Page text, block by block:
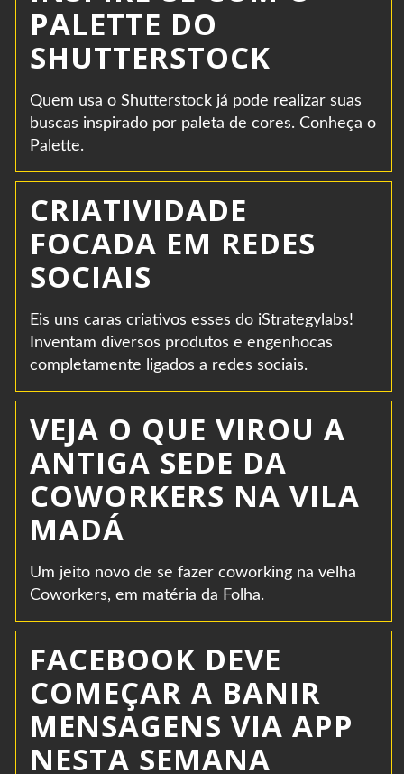
PALETTE DO
SHUTTERSTOCK
Quem usa o Shutterstock já pode realizar suas
buscas inspirado por paleta de cores. Conheça o
Palette.
CRIATIVIDADE
FOCADA EM REDES
SOCIAIS
Eis uns caras criativos esses do iStrategylabs!
Inventam diversos produtos e engenhocas
completamente ligados a redes sociais.
VEJA O QUE VIROU A
ANTIGA SEDE DA
COWORKERS NA VILA
MADÁ
Um jeito novo de se fazer coworking na velha
Coworkers, em matéria da Folha.
FACEBOOK DEVE
COMEÇAR A BANIR
MENSAGENS VIA APP
NESTA SEMANA